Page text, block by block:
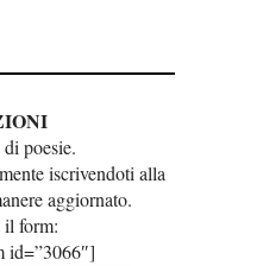
poesie.
iscrivendoti alla
aggiornato.
form:
id=”3066″]